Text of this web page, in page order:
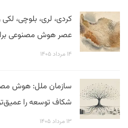
کردی، لری، بلوچی،
عصر هوش مصنوعی برای
۱۴ مرداد ۱۴۰۵
سازمان ملل: هوش
شکاف توسعه را
۱۳ مرداد ۱۴۰۵